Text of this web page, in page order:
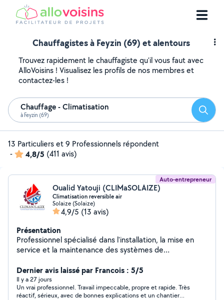
Chauffagistes à Feyzin (69) et alentours
Trouvez rapidement le chauffagiste qu'il vous faut avec
AlloVoisins ! Visualisez les profils de nos membres et
contactez-les !
Chauffage - Climatisation
à Feyzin (69)
13 Particuliers et 9 Professionnels répondent
-
4,8/5 (411 avis)
Auto-entrepreneur
Oualid Yatouji (CLIMaSOLAIZE)
Climatisation reversible air
Solaize (Solaize)
4,9/5 (13 avis)
Présentation
Professionnel spécialisé dans l'installation, la mise en
service et la maintenance des systèmes de
Dernier avis laissé par Francois : 5/5
Il y a 27 jours
Un vrai professionnel. Travail impeccable, propre et rapide. Très
réactif, sérieux, avec de bonnes explications et un chantier